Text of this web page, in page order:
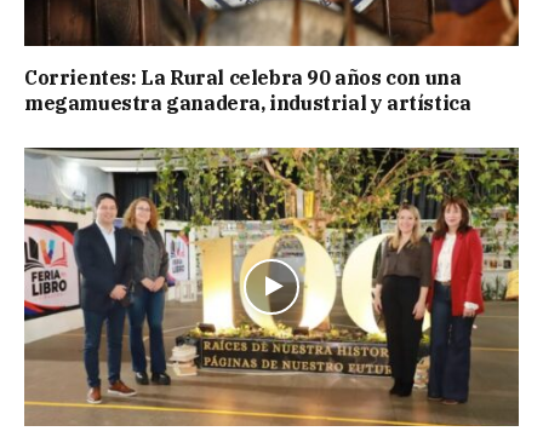
Corrientes: La Rural celebra 90 años con una
megamuestra ganadera, industrial y artística